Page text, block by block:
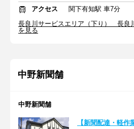
アクセス
関下有知駅 車7分
長良川サービスエリア（下り） 長良
を見る
中野新聞舗
中野新聞舗
【新聞配達・軽